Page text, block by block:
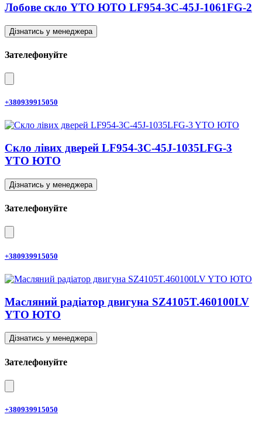
Лобове скло YTO ЮТО LF954-3C-45J-1061FG-2
Дізнатись у менеджера
Зателефонуйте
+380939915050
Скло лівих дверей LF954-3C-45J-1035LFG-3
YTO ЮТО
Дізнатись у менеджера
Зателефонуйте
+380939915050
Масляний радіатор двигуна SZ4105T.460100LV
YTO ЮТО
Дізнатись у менеджера
Зателефонуйте
+380939915050